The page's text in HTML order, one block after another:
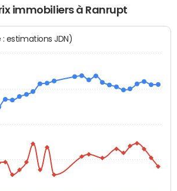
immobiliers à Ranrupt
: estimations JDN)